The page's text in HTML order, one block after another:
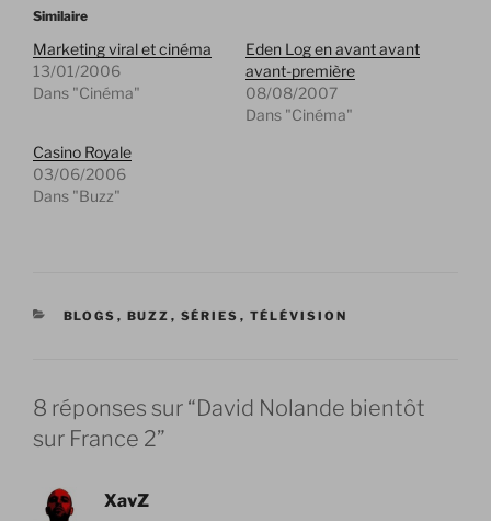
Similaire
Marketing viral et cinéma
13/01/2006
Dans "Cinéma"
Eden Log en avant avant
avant-première
08/08/2007
Dans "Cinéma"
Casino Royale
03/06/2006
Dans "Buzz"
CATÉGORIES
BLOGS , BUZZ , SÉRIES , TÉLÉVISION
8 réponses sur “David Nolande bientôt
sur France 2”
XavZ